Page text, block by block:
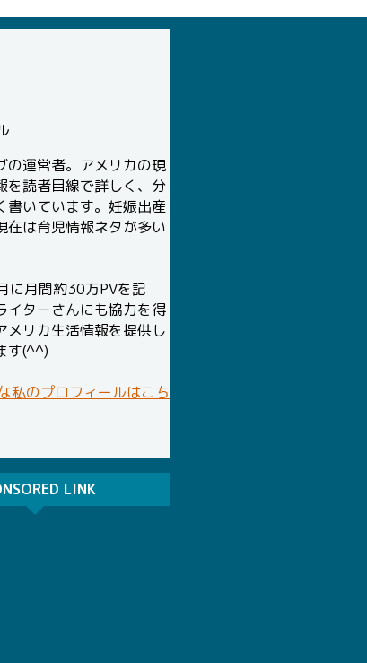
の運営者。アメリカの現
を読者目線で詳しく、分
書いています。妊娠出産
在は育児情報ネタが多い
に月間約30万PVを記
イターさんにも協力を得
メリカ生活情報を提供し
す(^^)
私のプロフィールはこち
LINK